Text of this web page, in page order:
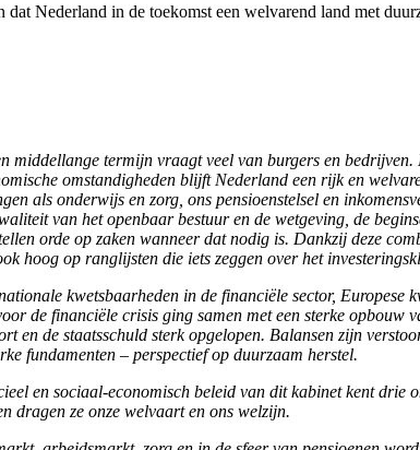
Nederland in de toekomst een welvarend land met
middellange termijn vraagt veel van burgers en
omstandigheden blijft Nederland een rijk en
als onderwijs en zorg, ons pensioenstelsel en
van het openbaar bestuur en de wetgeving, de
orde op zaken wanneer dat nodig is. Dankzij deze
hoog op ranglijsten die iets zeggen over het
kwetsbaarheden in de financiële sector, Europese
de financiële crisis ging samen met een sterke opbouw
en de staatsschuld sterk opgelopen. Balansen zijn
fundamenten – perspectief op duurzaam herstel.
en sociaal-economisch beleid van dit kabinet kent
dragen ze onze welvaart en ons welzijn.